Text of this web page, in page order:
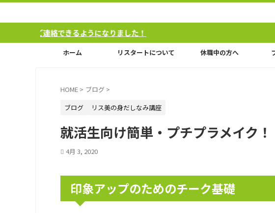
るようになりました！
ホーム リスタートについて 休職中の方へ
HOME > ブログ >
ブログ
リス美の身だしなみ講座
就活生向け簡単・プチプラメイク
4月 3, 2020
印象アップのためのチーク基礎